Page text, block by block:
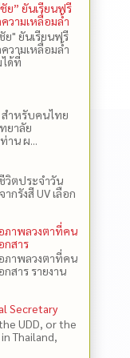
ย” ยันเรียนฟรี
วามเหลื่อมล้ำ
ย" ยันเรียนฟรี
วามเหลื่อมล้ำ
ด้ที่
ำหรับคนไทย
ยาลัย
าน ผ...
วิตประจำวัน
กรังสี UV เลือก
ภาพลวงตาที่คน
กสาร
ภาพลวงตาที่คน
สาร รายงาน
Secretary
UDD, or the
Thailand,